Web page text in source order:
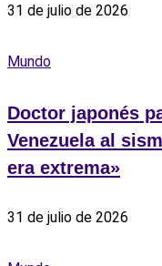
31 de julio de 2026
Mundo
Doctor japonés
Venezuela al
era extrema»
31 de julio de 2026